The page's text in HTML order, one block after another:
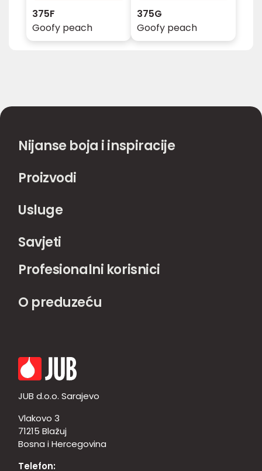
375F
Goofy peach
375G
Goofy peach
Nijanse boja i inspiracije
Proizvodi
Usluge
Savjeti
Profesionalni korisnici
O preduzeću
JUB d.o.o. Sarajevo
Vlakovo 3
71215 Blažuj
Bosna i Hercegovina
Telefon: